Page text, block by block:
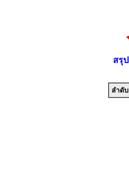
สรุ
ลำดับ